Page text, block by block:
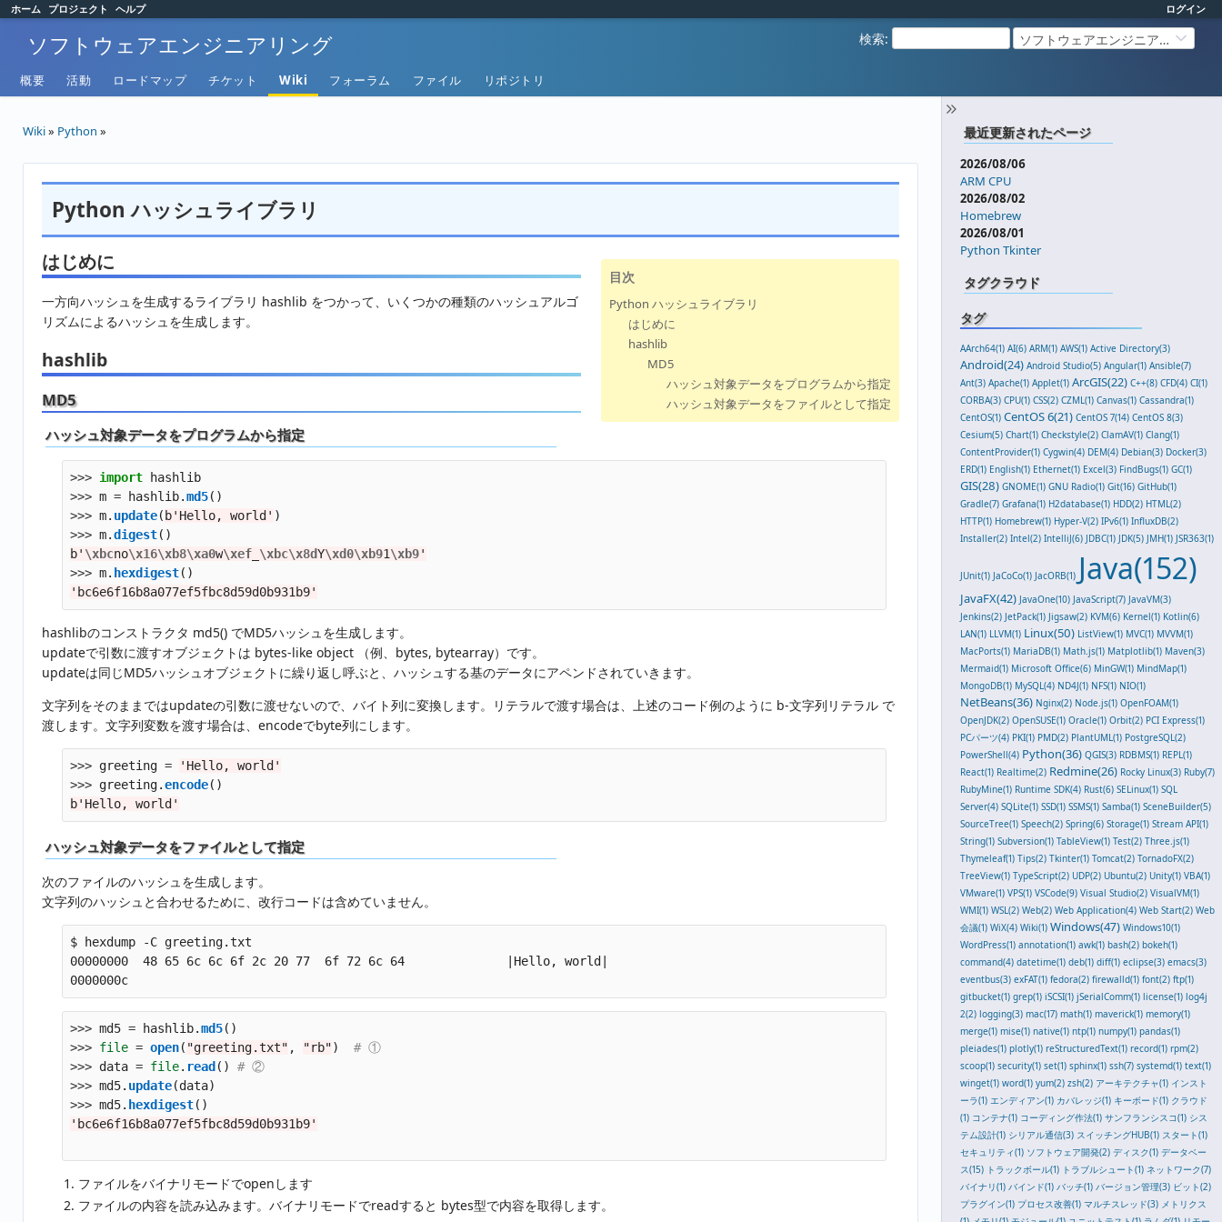
ログイン
ホーム プロジェクト ヘルプ
検索: ソフトウェアエンジニアリング
ソフトウェアエンジニアリング
概要 活動 ロードマップ チケット Wiki フォーラム ファイル リポジトリ
最近更新されたページ
2026/08/06
ARM CPU
2026/08/02
Homebrew
2026/08/01
Python Tkinter
タグクラウド
タグ
AArch64(1) AI(6) ARM(1) AWS(1) Active Directory(3)
Android(24) Android Studio(5) Angular(1) Ansible(7)
Ant(3) Apache(1) Applet(1) ArcGIS(22) C++(8) CFD(4) CI(1)
CORBA(3) CPU(1) CSS(2) CZML(1) Canvas(1) Cassandra(1)
CentOS(1) CentOS 6(21) CentOS 7(14) CentOS 8(3)
Cesium(5) Chart(1) Checkstyle(2) ClamAV(1) Clang(1)
ContentProvider(1) Cygwin(4) DEM(4) Debian(3) Docker(3)
ERD(1) English(1) Ethernet(1) Excel(3) FindBugs(1) GC(1)
GIS(28) GNOME(1) GNU Radio(1) Git(16) GitHub(1)
Gradle(7) Grafana(1) H2database(1) HDD(2) HTML(2)
HTTP(1) Homebrew(1) Hyper-V(2) IPv6(1) InfluxDB(2)
Installer(2) Intel(2) IntelliJ(6) JDBC(1) JDK(5) JMH(1) JSR363(1)
JUnit(1) JaCoCo(1) JacORB(1) Java(152)
JavaFX(42) JavaOne(10) JavaScript(7) JavaVM(3)
Jenkins(2) JetPack(1) Jigsaw(2) KVM(6) Kernel(1) Kotlin(6)
LAN(1) LLVM(1) Linux(50) ListView(1) MVC(1) MVVM(1)
MacPorts(1) MariaDB(1) Math.js(1) Matplotlib(1) Maven(3)
Mermaid(1) Microsoft Office(6) MinGW(1) MindMap(1)
MongoDB(1) MySQL(4) ND4J(1) NFS(1) NIO(1)
NetBeans(36) Nginx(2) Node.js(1) OpenFOAM(1)
OpenJDK(2) OpenSUSE(1) Oracle(1) Orbit(2) PCI Express(1)
PCパーツ(4) PKI(1) PMD(2) PlantUML(1) PostgreSQL(2)
PowerShell(4) Python(36) QGIS(3) RDBMS(1) REPL(1)
React(1) Realtime(2) Redmine(26) Rocky Linux(3) Ruby(7)
RubyMine(1) Runtime SDK(4) Rust(6) SELinux(1) SQL
Server(4) SQLite(1) SSD(1) SSMS(1) Samba(1) SceneBuilder(5)
SourceTree(1) Speech(2) Spring(6) Storage(1) Stream API(1)
String(1) Subversion(1) TableView(1) Test(2) Three.js(1)
Thymeleaf(1) Tips(2) Tkinter(1) Tomcat(2) TornadoFX(2)
TreeView(1) TypeScript(2) UDP(2) Ubuntu(2) Unity(1) VBA(1)
VMware(1) VPS(1) VSCode(9) Visual Studio(2) VisualVM(1)
WMI(1) WSL(2) Web(2) Web Application(4) Web Start(2) Web
会議(1) WiX(4) Wiki(1) Windows(47) Windows10(1)
WordPress(1) annotation(1) awk(1) bash(2) bokeh(1)
command(4) datetime(1) deb(1) diff(1) eclipse(3) emacs(3)
eventbus(3) exFAT(1) fedora(2) firewalld(1) font(2) ftp(1)
gitbucket(1) grep(1) iSCSI(1) jSerialComm(1) license(1) log4j
2(2) logging(3) mac(17) math(1) maverick(1) memory(1)
merge(1) mise(1) native(1) ntp(1) numpy(1) pandas(1)
pleiades(1) plotly(1) reStructuredText(1) record(1) rpm(2)
scoop(1) security(1) set(1) sphinx(1) ssh(7) systemd(1) text(1)
winget(1) word(1) yum(2) zsh(2) アーキテクチャ(1) インスト
ーラ(1) エンディアン(1) カバレッジ(1) キーボード(1) クラウド
(1) コンテナ(1) コーディング作法(1) サンフランシスコ(1) シス
テム設計(1) シリアル通信(3) スイッチングHUB(1) スタート(1)
セキュリティ(1) ソフトウェア開発(2) ディスク(1) データベー
ス(15) トラックボール(1) トラブルシュート(1) ネットワーク(7)
バイナリ(1) バインド(1) バッチ(1) バージョン管理(3) ビット(2)
プラグイン(1) プロセス改善(1) マルチスレッド(3) メトリクス
Wiki» Python »
Python ハッシュライブラリ
目次
Python ハッシュライブラリ
はじめに
hashlib
MD5
ハッシュ対象データをプログラムから指定
ハッシュ対象データをファイルとして指定
はじめに
一方向ハッシュを生成するライブラリ hashlib をつかって、いくつかの種類のハッシュアルゴ
リズムによるハッシュを生成します。
hashlib
MD5
ハッシュ対象データをプログラムから指定
>>> import
hashlib
>>> m = hashlib.md5()
>>> m. update( b' Hello, world ' )
>>> m.digest()
b' \xbcno\x16\xb8\xa0w\xef \xbc\x8dY\xd0\xb91\xb9'
>>> m. hexdigest()
' bc6e6f16b8a077ef5fbc8d59d0b931b9'
hashlibのコンストラクタ md5() でMD5ハッシュを生成します。
updateで引数に渡すオブジェクトは bytes-like object （例、bytes, bytearray）です。
updateは同じMD5ハッシュオブジェクトに繰り返し呼ぶと、ハッシュする基のデータにアペンドされていきます。
文字列をそのままではupdateの引数に渡せないので、バイト列に変換します。リテラルで渡す場合は、上述のコード例のように b-文字列リテラル で
渡します。文字列変数を渡す場合は、encodeでbyte列にします。
>>> greeting = ' Hello, world '
>>> greeting.encode()
b' Hello, world '
ハッシュ対象データをファイルとして指定
次のファイルのハッシュを生成します。
文字列のハッシュと合わせるために、改行コードは含めていません。
$ hexdump -C greeting.txt
00000000  48 65 6c 6c 6f 2c 20 77  6f 72 6c 64              |Hello, world|
>>> md5 = hashlib.md5()
>>> file = open( "greeting.txt" , "rb")
>>> data = file. read ()
>>> md5. update(data)
>>> md5. hexdigest()
' bc6e6f16b8a077ef5fbc8d59d0b931b9'
ファイルをバイナリモードでopenします
ファイルの内容を読み込みます。バイナリモードでreadすると bytes型で内容を取得します。